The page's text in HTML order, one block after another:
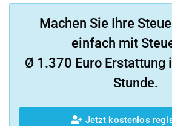
Machen Sie Ihre
einfach mit
Ø 1.370 Euro Erstattung
Stunde.
Jetzt kostenlos